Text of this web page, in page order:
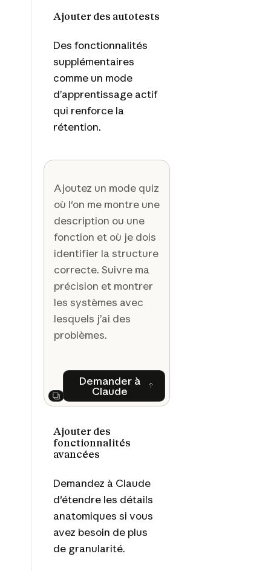
Ajouter des autotests
Des fonctionnalités
supplémentaires
comme un mode
d’apprentissage actif
qui renforce la
rétention.
Ajoutez un mode quiz
où l'on me montre une
description ou une
fonction et où je dois
identifier la structure
correcte. Suivre ma
précision et montrer
les systèmes avec
lesquels j’ai des
problèmes.
Next
Demander à
ClaudeDemander à Claude
Ajouter des
fonctionnalités
avancées
Demandez à Claude
d'étendre les détails
anatomiques si vous
avez besoin de plus
de granularité.